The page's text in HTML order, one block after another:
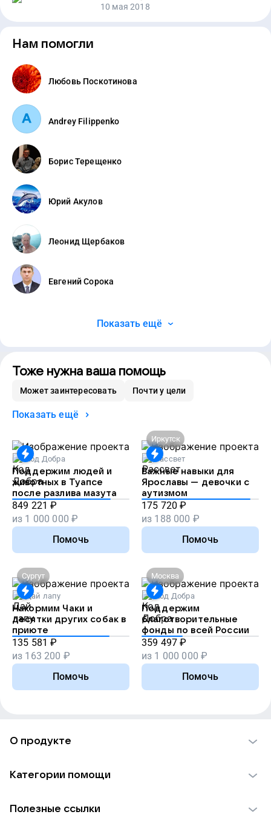
10 мая 2018
Нам помогли
Любовь Поскотинова
Andrey Filippenko
Борис Терещенко
Юрий Акулов
Леонид Щербаков
Евгений Сорока
Показать ещё
Тоже нужна ваша помощь
Может заинтересовать Почти у цели
Показать ещё
Код Добра
Поддержим людей и
животных в Туапсе
после разлива мазута
849 221 ₽
из 1 000 000 ₽
Помочь
Иркутск
Рассвет
Важные навыки для
Ярославы — девочки с
аутизмом
175 720 ₽
из 188 000 ₽
Помочь
Сургут
Дай лапу
Накормим Чаки и
десятки других собак в
приюте
135 581 ₽
из 163 200 ₽
Помочь
Москва
Код Добра
Поддержим
благотворительные
фонды по всей России
359 497 ₽
из 1 000 000 ₽
Помочь
О продукте
Использование материалов
Категории помощи
Полезные ссылки